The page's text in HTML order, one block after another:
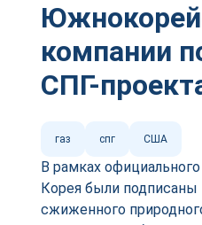
компании
СПГ-
газ спг США
В рамках
Корея были
сжиженного